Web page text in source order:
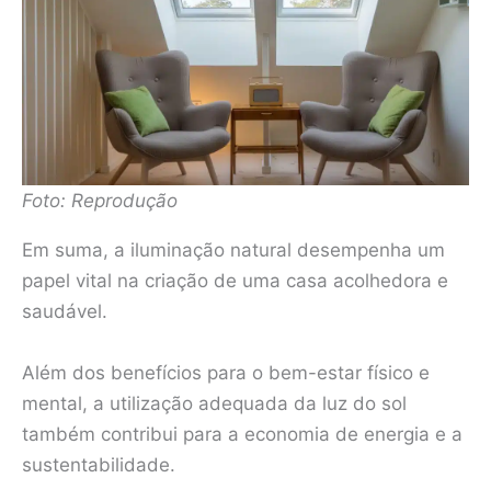
Foto: Reprodução
Em suma, a iluminação natural desempenha um
papel vital na criação de uma casa acolhedora e
saudável.
Além dos benefícios para o bem-estar físico e
mental, a utilização adequada da luz do sol
também contribui para a economia de energia e a
sustentabilidade.